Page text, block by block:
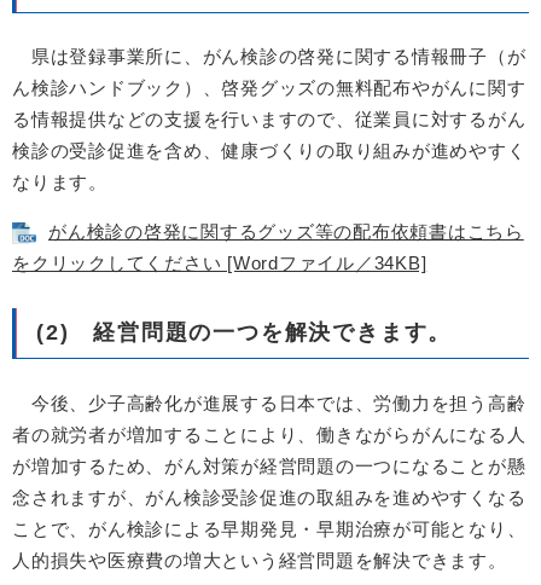
県は登録事業所に、がん検診の啓発に関する情報冊子（が
ん検診ハンドブック）、啓発グッズの無料配布やがんに関す
る情報提供などの支援を行いますので、従業員に対するがん
検診の受診促進を含め、健康づくりの取り組みが進めやすく
なります。
がん検診の啓発に関するグッズ等の配布依頼書はこちら
をクリックしてください [Wordファイル／34KB]
(2) 経営問題の一つを解決できます。
今後、少子高齢化が進展する日本では、労働力を担う高齢
者の就労者が増加することにより、働きながらがんになる人
が増加するため、がん対策が経営問題の一つになることが懸
念されますが、がん検診受診促進の取組みを進めやすくなる
ことで、がん検診による早期発見・早期治療が可能となり、
人的損失や医療費の増大という経営問題を解決できます。